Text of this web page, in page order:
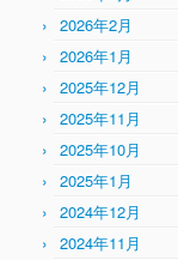
2026年2月
2026年1月
2025年12月
2025年11月
2025年10月
2025年1月
2024年12月
2024年11月